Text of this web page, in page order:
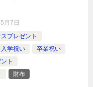
月7日
プレゼント
入学祝い
卒業祝い
ト
財布